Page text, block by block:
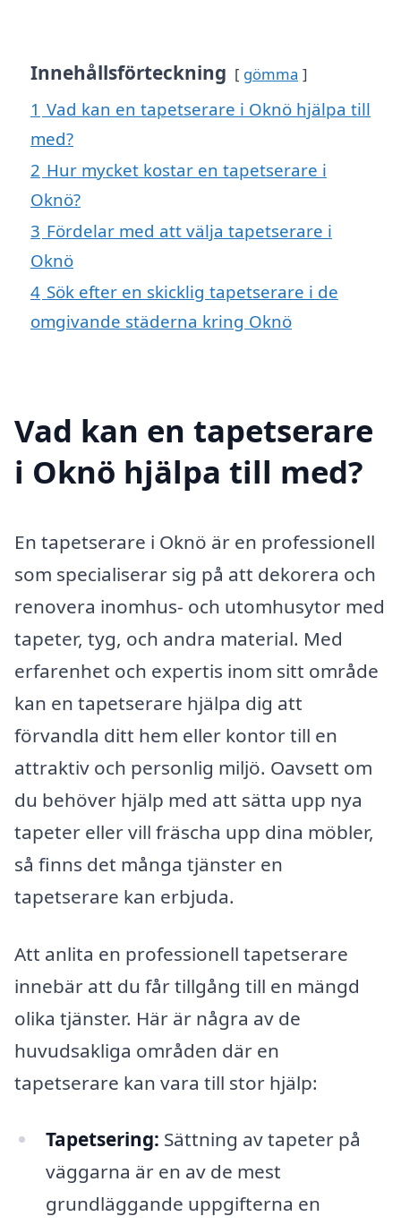
Innehållsförteckning gömma
1 Vad kan en tapetserare i Oknö hjälpa till
med?
2 Hur mycket kostar en tapetserare i
Oknö?
3 Fördelar med att välja tapetserare i
Oknö
4 Sök efter en skicklig tapetserare i de
omgivande städerna kring Oknö
Vad kan en tapetserare
i Oknö hjälpa till med?
En tapetserare i Oknö är en professionell
som specialiserar sig på att dekorera och
renovera inomhus- och utomhusytor med
tapeter, tyg, och andra material. Med
erfarenhet och expertis inom sitt område
kan en tapetserare hjälpa dig att
förvandla ditt hem eller kontor till en
attraktiv och personlig miljö. Oavsett om
du behöver hjälp med att sätta upp nya
tapeter eller vill fräscha upp dina möbler,
så finns det många tjänster en
tapetserare kan erbjuda.
Att anlita en professionell tapetserare
innebär att du får tillgång till en mängd
olika tjänster. Här är några av de
huvudsakliga områden där en
tapetserare kan vara till stor hjälp:
Tapetsering: Sättning av tapeter på
väggarna är en av de mest
grundläggande uppgifterna en